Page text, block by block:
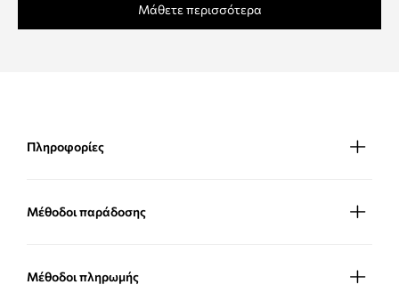
Μάθετε περισσότερα
Πληροφορίες
Μέθοδοι παράδοσης
Μέθοδοι πληρωμής